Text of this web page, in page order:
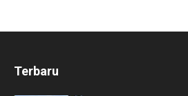
Terbaru